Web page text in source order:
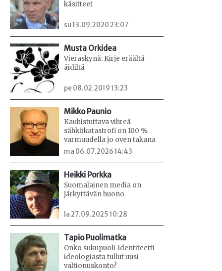
käsitteet
su 13.09.2020 23:07
Musta Orkidea
Vieraskynä: Kirje eräältä
äidiltä
pe 08.02.2019 13:23
Mikko Paunio
Kauhistuttava vihreä
sähkökatastrofi on 100 %
varmuudella jo oven takana
ma 06.07.2026 14:43
Heikki Porkka
Suomalainen media on
järkyttävän huono
la 27.09.2025 10:28
Tapio Puolimatka
Onko sukupuoli-identiteetti-
ideologiasta tullut uusi
valtionuskonto?